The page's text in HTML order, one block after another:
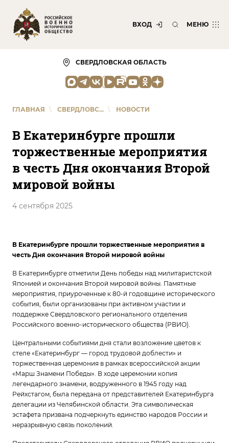
ВХОД МЕНЮ
СВЕРДЛОВСКАЯ ОБЛАСТЬ
ГЛАВНАЯ \ СВЕРДЛОВС... \ НОВОСТИ
В Екатеринбурге прошли
торжественные мероприятия
в честь Дня окончания Второй
мировой войны
4 сентября 2025
В Екатеринбурге прошли торжественные мероприятия в
честь Дня окончания Второй мировой войны
В Екатеринбурге отметили День победы над милитаристской
Японией и окончания Второй мировой войны. Памятные
мероприятия, приуроченные к 80-й годовщине исторического
события, были организованы при активном участии и
поддержке Свердловского регионального отделения
Российского военно-исторического общества (РВИО).
Центральными событиями дня стали возложение цветов к
стеле «Екатеринбург — город трудовой доблести» и
торжественная церемония в рамках всероссийской акции
«Марш Знамени Победы». В ходе церемонии копия
легендарного знамени, водруженного в 1945 году над
Рейхстагом, была передана от представителей Екатеринбурга
делегации из Челябинской области. Эта символическая
эстафета призвана подчеркнуть единство народов России и
неразрывную связь поколений.